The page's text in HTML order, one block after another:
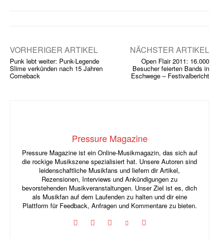
VORHERIGER ARTIKEL
Punk lebt weiter: Punk-Legende
Slime verkünden nach 15 Jahren
Comeback
NÄCHSTER ARTIKEL
Open Flair 2011: 16.000
Besucher feierten Bands in
Eschwege – Festivalbericht
Pressure Magazine
Pressure Magazine ist ein Online-Musikmagazin, das sich auf
die rockige Musikszene spezialisiert hat. Unsere Autoren sind
leidenschaftliche Musikfans und liefern dir Artikel,
Rezensionen, Interviews und Ankündigungen zu
bevorstehenden Musikveranstaltungen. Unser Ziel ist es, dich
als Musikfan auf dem Laufenden zu halten und dir eine
Plattform für Feedback, Anfragen und Kommentare zu bieten.